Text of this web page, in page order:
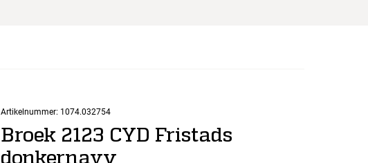
Artikelnummer: 1074.032754
Broek 2123 CYD Fristads
donkernavy